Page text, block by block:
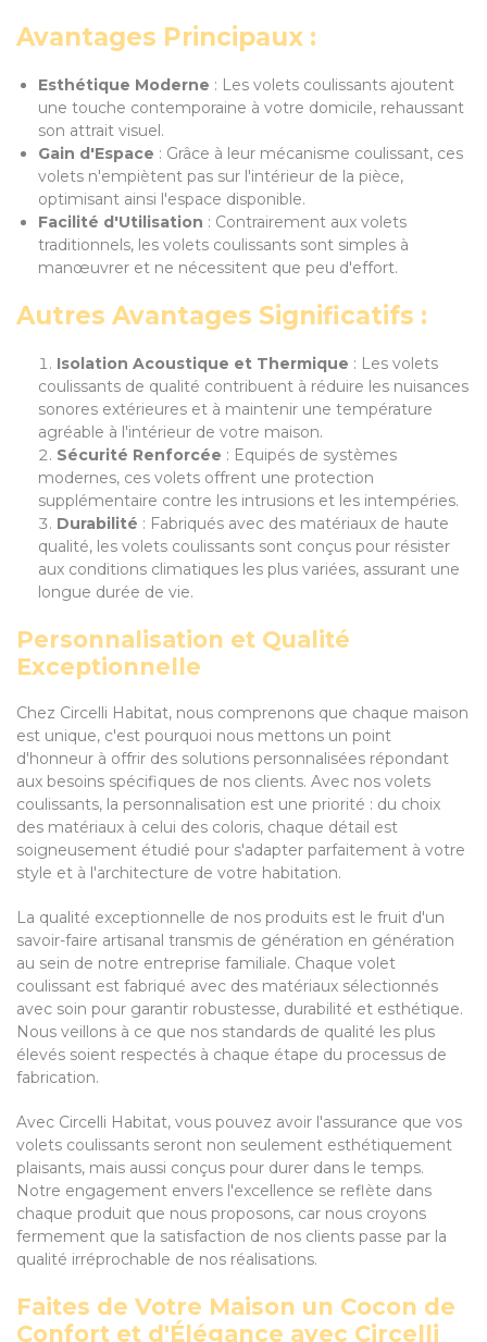
Avantages Principaux :
Esthétique Moderne : Les volets coulissants ajoutent
une touche contemporaine à votre domicile, rehaussant
son attrait visuel.
Gain d'Espace : Grâce à leur mécanisme coulissant, ces
volets n'empiètent pas sur l'intérieur de la pièce,
optimisant ainsi l'espace disponible.
Facilité d'Utilisation : Contrairement aux volets
traditionnels, les volets coulissants sont simples à
manœuvrer et ne nécessitent que peu d'effort.
Autres Avantages Significatifs :
Isolation Acoustique et Thermique : Les volets
coulissants de qualité contribuent à réduire les nuisances
sonores extérieures et à maintenir une température
agréable à l'intérieur de votre maison.
Sécurité Renforcée : Equipés de systèmes
modernes, ces volets offrent une protection
supplémentaire contre les intrusions et les intempéries.
Durabilité : Fabriqués avec des matériaux de haute
qualité, les volets coulissants sont conçus pour résister
aux conditions climatiques les plus variées, assurant une
longue durée de vie.
Personnalisation et Qualité
Exceptionnelle
Chez Circelli Habitat, nous comprenons que chaque maison
est unique, c'est pourquoi nous mettons un point
d'honneur à offrir des solutions personnalisées répondant
aux besoins spécifiques de nos clients. Avec nos volets
coulissants, la personnalisation est une priorité : du choix
des matériaux à celui des coloris, chaque détail est
soigneusement étudié pour s'adapter parfaitement à votre
style et à l'architecture de votre habitation.
La qualité exceptionnelle de nos produits est le fruit d'un
savoir-faire artisanal transmis de génération en génération
au sein de notre entreprise familiale. Chaque volet
coulissant est fabriqué avec des matériaux sélectionnés
avec soin pour garantir robustesse, durabilité et esthétique.
Nous veillons à ce que nos standards de qualité les plus
élevés soient respectés à chaque étape du processus de
fabrication.
Avec Circelli Habitat, vous pouvez avoir l'assurance que vos
volets coulissants seront non seulement esthétiquement
plaisants, mais aussi conçus pour durer dans le temps.
Notre engagement envers l'excellence se reflète dans
chaque produit que nous proposons, car nous croyons
fermement que la satisfaction de nos clients passe par la
qualité irréprochable de nos réalisations.
Faites de Votre Maison un Cocon de
Confort et d'Élégance avec Circelli